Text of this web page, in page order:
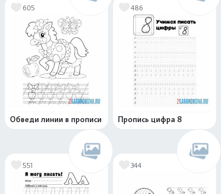
605
Обведи линии в прописи
486
Пропись цифра 8
551 344